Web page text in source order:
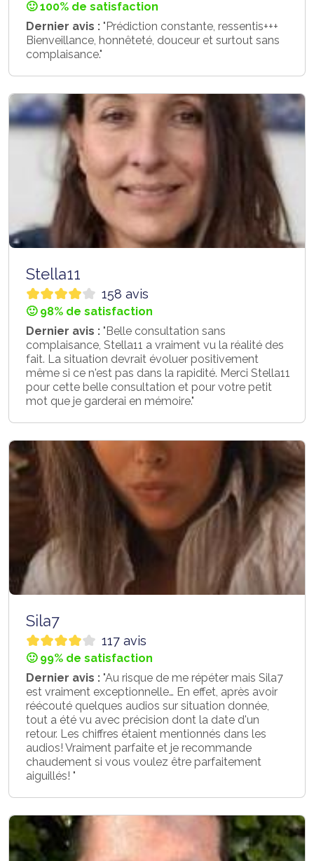
🙂 100% de satisfaction
Dernier avis : "Prédiction constante, ressentis+++
Bienveillance, honnêteté, douceur et surtout sans
complaisance."
Stella11
158 avis
🙂 98% de satisfaction
Dernier avis : "Belle consultation sans
complaisance, Stella11 a vraiment vu la réalité des
fait. La situation devrait évoluer positivement
même si ce n'est pas dans la rapidité. Merci Stella11
pour cette belle consultation et pour votre petit
mot que je garderai en mémoire."
Sila7
117 avis
🙂 99% de satisfaction
Dernier avis : "Au risque de me répéter mais Sila7
est vraiment exceptionnelle… En effet, après avoir
réécouté quelques audios sur situation donnée,
tout a été vu avec précision dont la date d'un
retour. Les chiffres étaient mentionnés dans les
audios! Vraiment parfaite et je recommande
chaudement si vous voulez être parfaitement
aiguillés! "